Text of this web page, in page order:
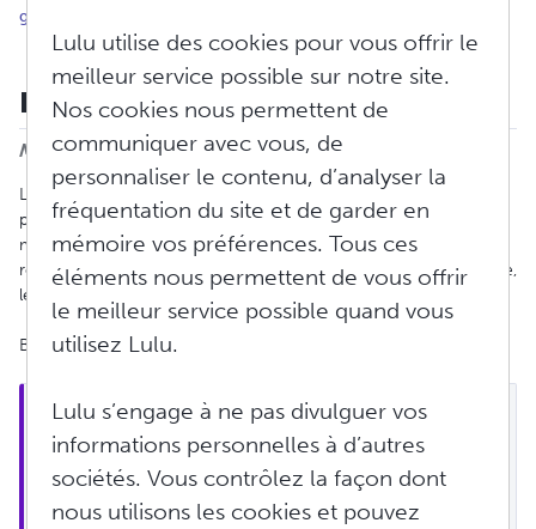
générales
Lulu : le guide essentiel
Modifié le : Lun, Juin 22, 2026 à 1:59 H
Lulu.com est une plateforme d'impression à la demande qui
permet aux auteurs de partager facilement leurs œuvres dans le
monde entier. Notre librairie propose tout type d'ouvrages, des
romans aux recueils de poésie en passant par les livres de cuisine,
les livres de photographie et les livres pour enfants.
Bienvenue à la communauté de créateurs Lulu !
Remarque : Lulu n’est pas un éditeur mais fournit
plutôt des outils aux utilisateurs pour publier leur
propre contenu. Du fait que Lulu n’est pas un
éditeur, nous ne passons pas en revue les
contenus publiés sur notre site. Nous nous
Lulu utilise des cookies pour vous offrir le
meilleur service possible sur notre site.
Nos cookies nous permettent de
communiquer avec vous, de
personnaliser le contenu, d’analyser la
fréquentation du site et de garder en
mémoire vos préférences. Tous ces
éléments nous permettent de vous offrir
le meilleur service possible quand vous
utilisez Lulu.
Lulu s’engage à ne pas divulguer vos
informations personnelles à d’autres
sociétés. Vous contrôlez la façon dont
nous utilisons les cookies et pouvez